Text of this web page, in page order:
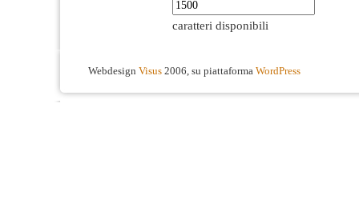
caratteri disponibili
Webdesign Visus 2006, su piattaforma WordPress